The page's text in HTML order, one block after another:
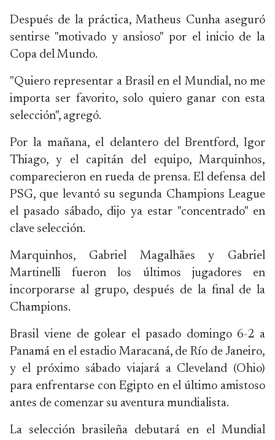
Después de la práctica, Matheus Cunha aseguró
sentirse "motivado y ansioso" por el inicio de la
Copa del Mundo.
"Quiero representar a Brasil en el Mundial, no me
importa ser favorito, solo quiero ganar con esta
selección", agregó.
Por la mañana, el delantero del Brentford, Igor
Thiago, y el capitán del equipo, Marquinhos,
comparecieron en rueda de prensa. El defensa del
PSG, que levantó su segunda Champions League
el pasado sábado, dijo ya estar "concentrado" en
clave selección.
Marquinhos, Gabriel Magalhães y Gabriel
Martinelli fueron los últimos jugadores en
incorporarse al grupo, después de la final de la
Champions.
Brasil viene de golear el pasado domingo 6-2 a
Panamá en el estadio Maracaná, de Río de Janeiro,
y el próximo sábado viajará a Cleveland (Ohio)
para enfrentarse con Egipto en el último amistoso
antes de comenzar su aventura mundialista.
La selección brasileña debutará en el Mundial